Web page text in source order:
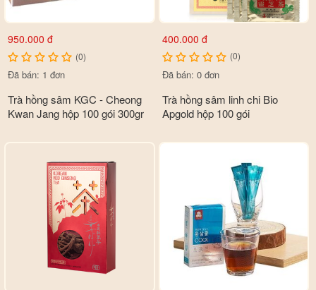
- Bảo quản nơi thoáng mát, khô ráo, tránh tiếp xúc với nơi có
nhiệt độ cao hoặc ánh mặt trời chiếu qua.
- Tránh xa tầm tay của trẻ nhỏ.
950.000 đ
(0)
Đã bán: 1 đơn
Trà hồng sâm KGC - Cheong
Kwan Jang hộp 100 gói 300gr
400.000 đ
(0)
Đã bán: 0 đơn
Trà hồng sâm linh chi Bio
Apgold hộp 100 gói